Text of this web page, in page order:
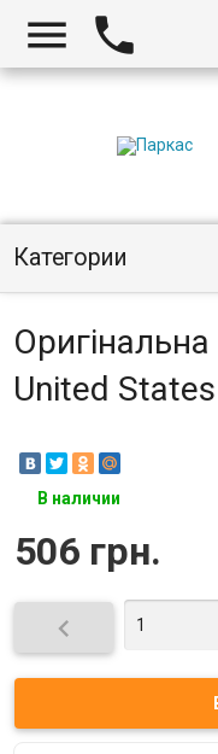
 
Категории
United
В наличии
506 грн.
